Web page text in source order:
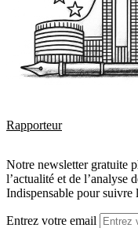
Rapporteur
Notre newsletter gratuite
l’actualité et de l’analyse
Indispensable pour suivre
Entrez votre email